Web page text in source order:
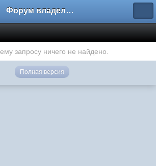
Форум владельцев интернет-магазинов
запросу ничего не найдено.
Полная версия